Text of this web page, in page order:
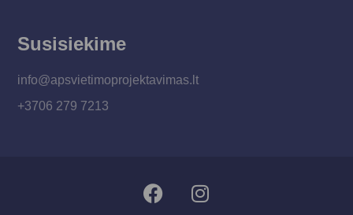
Susisiekime
info@apsvietimoprojektavimas.lt
+3706 279 7213